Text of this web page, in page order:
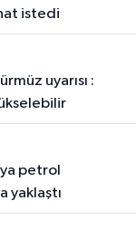
istedi
yaklaştı